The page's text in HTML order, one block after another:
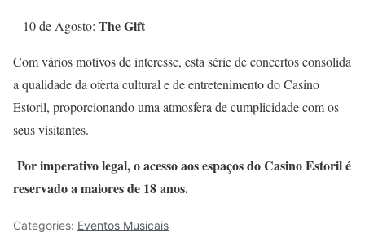
– 10 de Agosto: The Gift
Com vários motivos de interesse, esta série de concertos consolida
a qualidade da oferta cultural e de entretenimento do Casino
Estoril, proporcionando uma atmosfera de cumplicidade com os
seus visitantes.
Por imperativo legal, o acesso aos espaços do Casino Estoril é
reservado a maiores de 18 anos.
Categories: Eventos Musicais